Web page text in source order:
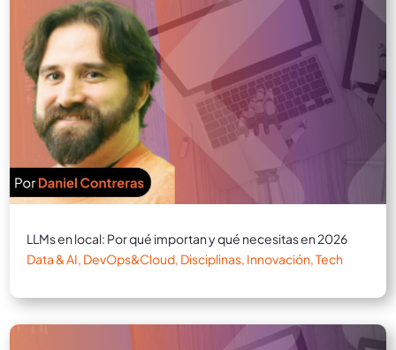
LLMs en local: Por qué importan y qué necesitas en 2026
Data & AI, DevOps&Cloud, Disciplinas, Innovación,Tech